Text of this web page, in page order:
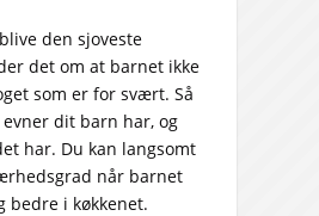
den sjoveste
det om at barnet ikke
som er for svært. Så
dit barn har, og
har. Du kan langsomt
når barnet
bedre i køkkenet.